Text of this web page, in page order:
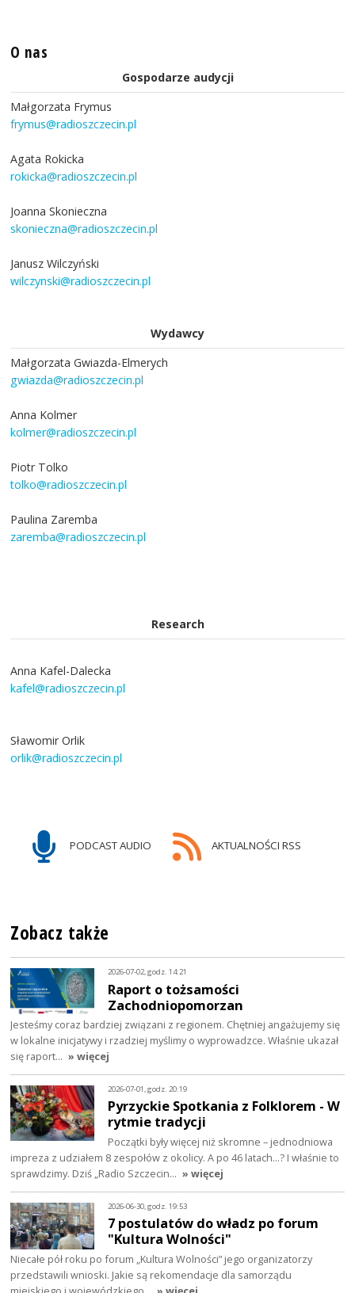
O nas
Gospodarze audycji
Małgorzata Frymus
frymus@radioszczecin.pl
Agata Rokicka
rokicka@radioszczecin.pl
Joanna Skonieczna
skonieczna@radioszczecin.pl
Janusz Wilczyński
wilczynski@radioszczecin.pl
Wydawcy
Małgorzata Gwiazda-Elmerych
gwiazda@radioszczecin.pl
Anna Kolmer
kolmer@radioszczecin.pl
Piotr Tolko
tolko@radioszczecin.pl
Paulina Zaremba
zaremba@radioszczecin.pl
Research
Anna Kafel-Dalecka
kafel@radioszczecin.pl
Sławomir Orlik
orlik@radioszczecin.pl
PODCAST AUDIO AKTUALNOŚCI RSS
Zobacz także
2026-07-02, godz. 14:21
Raport o tożsamości
Zachodniopomorzan
Jesteśmy coraz bardziej związani z regionem. Chętniej angażujemy się
w lokalne inicjatywy i rzadziej myślimy o wyprowadzce. Właśnie ukazał
się raport… » więcej
2026-07-01, godz. 20:19
Pyrzyckie Spotkania z Folklorem - W
rytmie tradycji
Początki były więcej niż skromne – jednodniowa
impreza z udziałem 8 zespołów z okolicy. A po 46 latach…? I właśnie to
sprawdzimy. Dziś „Radio Szczecin… » więcej
2026-06-30, godz. 19:53
7 postulatów do władz po forum
"Kultura Wolności"
Niecałe pół roku po forum „Kultura Wolności” jego organizatorzy
przedstawili wnioski. Jakie są rekomendacje dla samorządu